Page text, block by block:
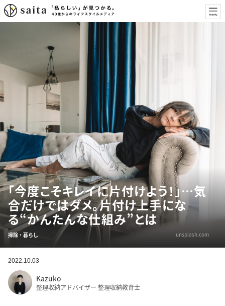
「今度こそキレイに片付けよう！」…気
合だけではダメ。片付け上手にな
る“かんたんな仕組み”とは
掃除・暮らし unsplash.com
2022.10.03
Kazuko
整理収納アドバイザー 整理収納教育士